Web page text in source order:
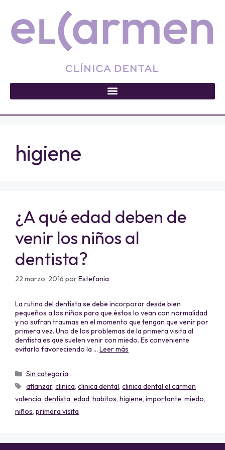
higiene
¿A qué edad deben de
venir los niños al
dentista?
22 marzo, 2016 porEstefania
La rutina del dentista se debe incorporar desde bien
pequeños a los niños para que éstos lo vean con normalidad
y no sufran traumas en el momento que tengan que venir por
primera vez. Uno de los problemas de la primera visita al
dentista es que suelen venir con miedo. Es conveniente
evitarlo favoreciendo la … Leer más
Sin categoría
afianzar,clinica,clinica dental,clinica dental el carmen
valencia, dentista, edad, habitos, higiene, importante, miedo,
niños, primera visita